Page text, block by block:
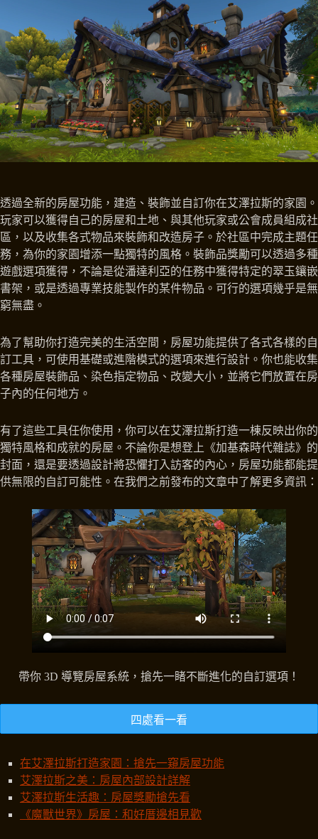
透過全新的房屋功能，建造、裝飾並自訂你在艾澤拉斯的家園。
玩家可以獲得自己的房屋和土地、與其他玩家或公會成員組成社
區，以及收集各式物品來裝飾和改造房子。於社區中完成主題任
務，為你的家園增添一點獨特的風格。裝飾品獎勵可以透過多種
遊戲選項獲得，不論是從潘達利亞的任務中獲得特定的翠玉鑲嵌
書架，或是透過專業技能製作的某件物品。可行的選項幾乎是無
窮無盡。
為了幫助你打造完美的生活空間，房屋功能提供了各式各樣的自
訂工具，可使用基礎或進階模式的選項來進行設計。你也能收集
各種房屋裝飾品、染色指定物品、改變大小，並將它們放置在房
子內的任何地方。
有了這些工具任你使用，你可以在艾澤拉斯打造一棟反映出你的
獨特風格和成就的房屋。不論你是想登上《加基森時代雜誌》的
封面，還是要透過設計將恐懼打入訪客的內心，房屋功能都能提
供無限的自訂可能性。在我們之前發布的文章中了解更多資訊：
帶你 3D 導覽房屋系統，搶先一睹不斷進化的自訂選項！
四處看一看
在艾澤拉斯打造家園：搶先一窺房屋功能
艾澤拉斯之美：房屋內部設計詳解
艾澤拉斯生活趣：房屋獎勵搶先看
《魔獸世界》房屋：和好厝邊相見歡